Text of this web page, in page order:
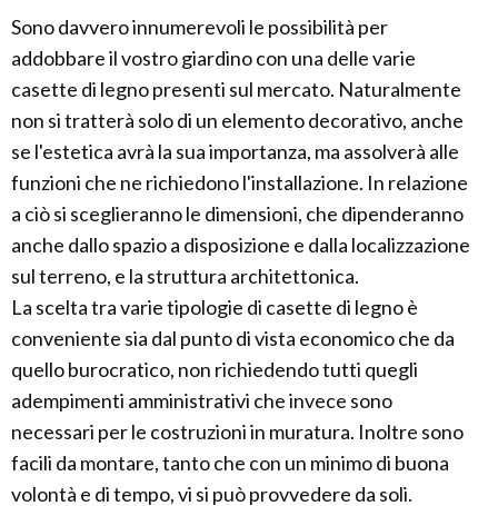
Sono davvero innumerevoli le possibilità per
addobbare il vostro giardino con una delle varie
casette di legno presenti sul mercato. Naturalmente
non si tratterà solo di un elemento decorativo, anche
se l'estetica avrà la sua importanza, ma assolverà alle
funzioni che ne richiedono l'installazione. In relazione
a ciò si sceglieranno le dimensioni, che dipenderanno
anche dallo spazio a disposizione e dalla localizzazione
sul terreno, e la struttura architettonica.
La scelta tra varie tipologie di casette di legno è
conveniente sia dal punto di vista economico che da
quello burocratico, non richiedendo tutti quegli
adempimenti amministrativi che invece sono
necessari per le costruzioni in muratura. Inoltre sono
facili da montare, tanto che con un minimo di buona
volontà e di tempo, vi si può provvedere da soli.